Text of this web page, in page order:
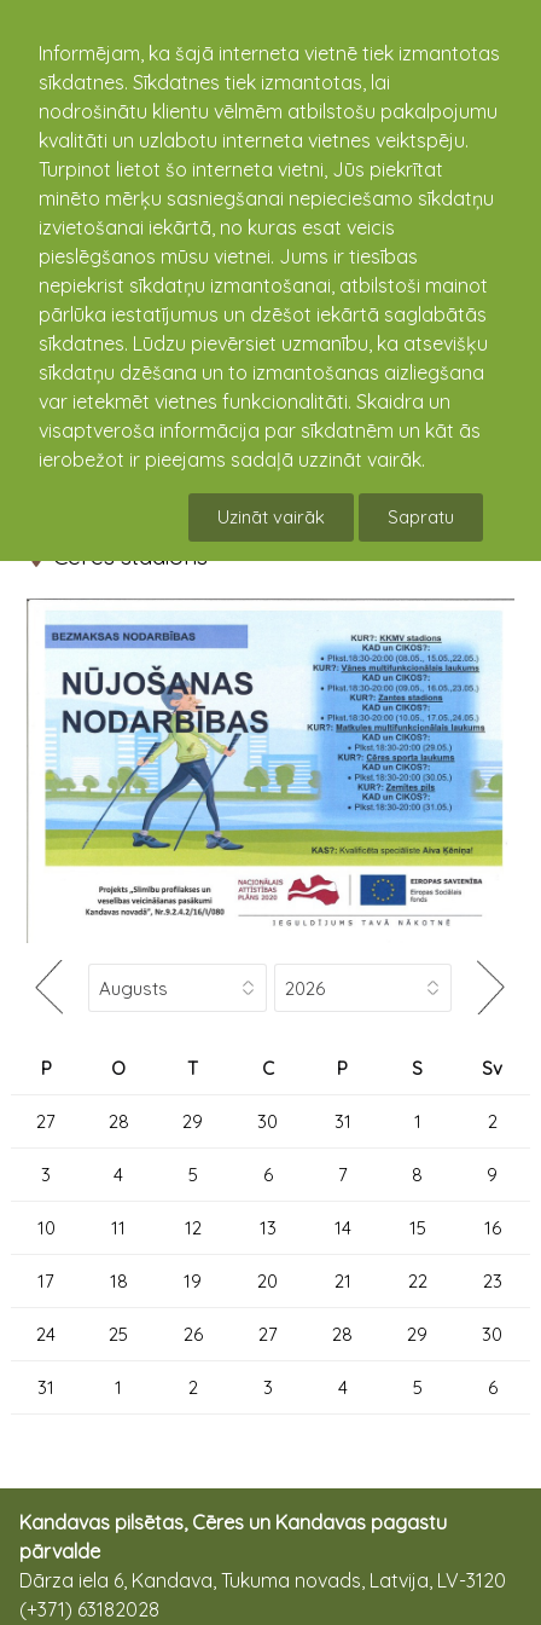
Informējam, ka šajā interneta vietnē tiek izmantotas
sīkdatnes. Sīkdatnes tiek izmantotas, lai
nodrošinātu klientu vēlmēm atbilstošu pakalpojumu
kvalitāti un uzlabotu interneta vietnes veiktspēju.
Turpinot lietot šo interneta vietni, Jūs piekrītat
minēto mērķu sasniegšanai nepieciešamo sīkdatņu
izvietošanai iekārtā, no kuras esat veicis
pieslēgšanos mūsu vietnei. Jums ir tiesības
nepiekrist sīkdatņu izmantošanai, atbilstoši mainot
pārlūka iestatījumus un dzēšot iekārtā saglabātās
sīkdatnes. Lūdzu pievērsiet uzmanību, ka atsevišķu
sīkdatņu dzēšana un to izmantošanas aizliegšana
var ietekmēt vietnes funkcionalitāti. Skaidra un
visaptveroša informācija par sīkdatnēm un kāt ās
ierobežot ir pieejams sadaļā uzzināt vairāk.
Uzināt vairāk Sapratu
kandava.lv
PASĀKUMU
KALENDĀRS
Nūjošanas nodarbības
30.05.2018 18:30 - 20:00
Cēres stadions
P O T C P S Sv
27 28 29 30 31 1 2
3 4 5 6 7 8 9
10 11 12 13 14 15 16
17 18 19 20 21 22 23
24 25 26 27 28 29 30
31 1 2 3 4 5 6
Kandavas pilsētas, Cēres un Kandavas pagastu
pārvalde
Dārza iela 6, Kandava, Tukuma novads, Latvija, LV-3120
(+371) 63182028